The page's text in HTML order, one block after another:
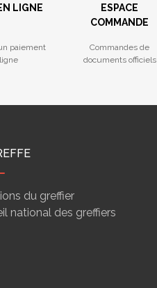
LIGNE
paiement
ESPACE
COMMANDE
Commandes de
documents officiels
du greffier
national des greffiers